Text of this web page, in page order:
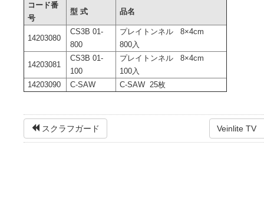
コード番
号
型 式 品名
14203080
CS3B 01-
800
プレイトンネル 8×4cm
800入
14203081
CS3B 01-
100
プレイトンネル 8×4cm
100入
14203090
C-SAW C-SAW 25枚
スクラフガード Veinlite TV